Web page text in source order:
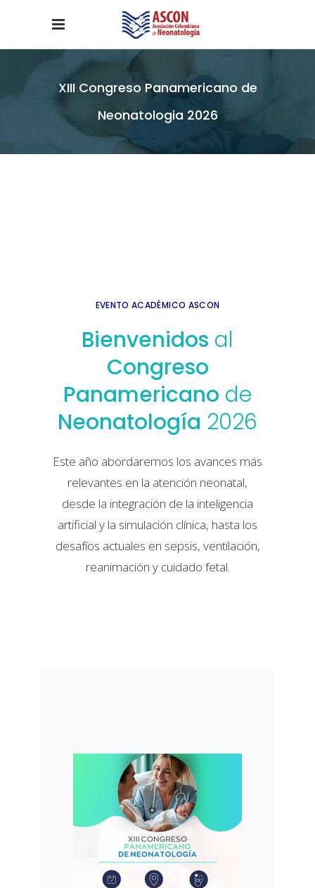
XIII Congreso Panamericano de
Neonatologia 2026
EVENTO ACADÉMICO ASCON
Bienvenidos al
Congreso
Panamericano de
Neonatología 2026
Este año abordaremos los avances más
relevantes en la atención neonatal,
desde la integración de la inteligencia
artificial y la simulación clínica, hasta los
desafíos actuales en sepsis, ventilación,
reanimación y cuidado fetal.